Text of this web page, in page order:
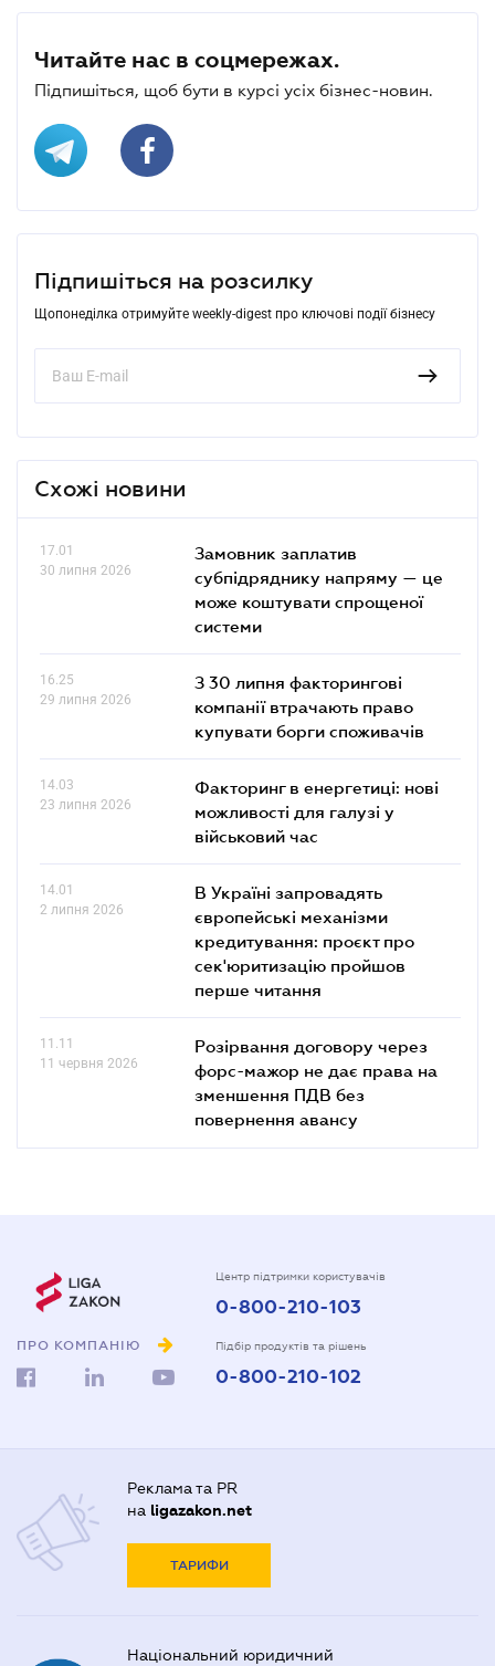
Читайте нас в соцмережах.
Підпишіться, щоб бути в курсі усіх бізнес-новин.
Підпишіться на розсилку
Щопонеділка отримуйте weekly-digest про ключові події бізнесу
Схожі новини
17.01
30 липня 2026
Замовник заплатив
субпідряднику напряму — це
може коштувати спрощеної
системи
16.25
29 липня 2026
З 30 липня факторингові
компанії втрачають право
купувати борги споживачів
14.03
23 липня 2026
Факторинг в енергетиці: нові
можливості для галузі у
військовий час
14.01
2 липня 2026
В Україні запровадять
європейські механізми
кредитування: проєкт про
сек'юритизацію пройшов
перше читання
11.11
11 червня 2026
Розірвання договору через
форс-мажор не дає права на
зменшення ПДВ без
повернення авансу
ПРО КОМПАНІЮ
Центр підтримки користувачів
0-800-210-103
Підбір продуктів та рішень
0-800-210-102
Реклама та PR
на ligazakon.net
ТАРИФИ
Національний юридичний